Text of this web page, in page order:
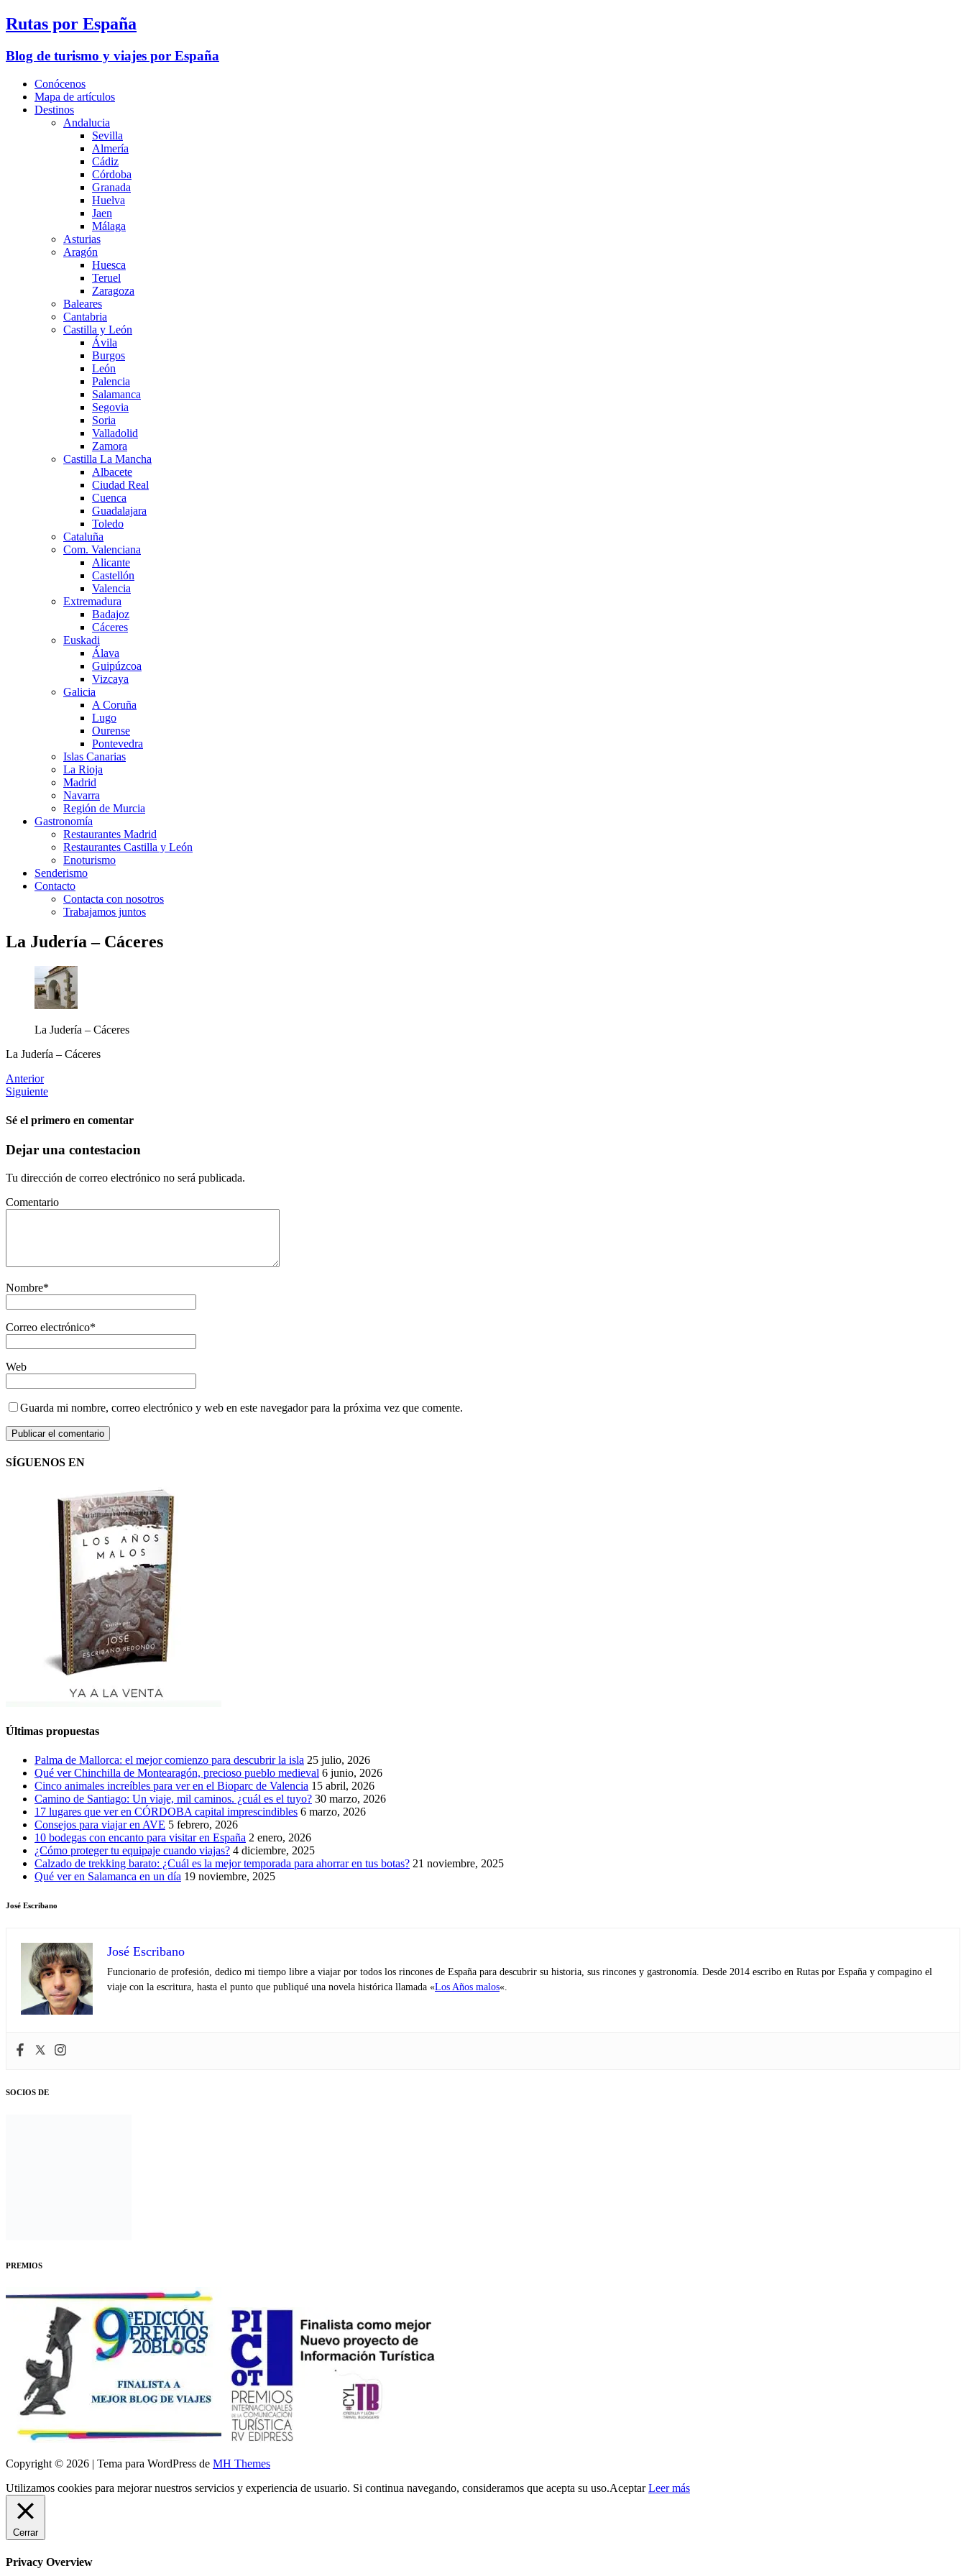
Rutas por España
Blog de turismo y viajes por España
Conócenos
Mapa de artículos
Destinos
Andalucia
Sevilla
Almería
Cádiz
Córdoba
Granada
Huelva
Jaen
Málaga
Asturias
Aragón
Huesca
Teruel
Zaragoza
Baleares
Cantabria
Castilla y León
Ávila
Burgos
León
Palencia
Salamanca
Segovia
Soria
Valladolid
Zamora
Castilla La Mancha
Albacete
Ciudad Real
Cuenca
Guadalajara
Toledo
Cataluña
Com. Valenciana
Alicante
Castellón
Valencia
Extremadura
Badajoz
Cáceres
Euskadi
Álava
Guipúzcoa
Vizcaya
Galicia
A Coruña
Lugo
Ourense
Pontevedra
Islas Canarias
La Rioja
Madrid
Navarra
Región de Murcia
Gastronomía
Restaurantes Madrid
Restaurantes Castilla y León
Enoturismo
Senderismo
Contacto
Contacta con nosotros
Trabajamos juntos
La Judería – Cáceres
La Judería – Cáceres
La Judería – Cáceres
Anterior
Siguiente
Sé el primero en comentar
Dejar una contestacion
Tu dirección de correo electrónico no será publicada.
Comentario
Nombre*
Correo electrónico*
Web
Guarda mi nombre, correo electrónico y web en este navegador para la próxima vez que comente.
SÍGUENOS EN
Últimas propuestas
Palma de Mallorca: el mejor comienzo para descubrir la isla 25 julio, 2026
Qué ver Chinchilla de Montearagón, precioso pueblo medieval 6 junio, 2026
Cinco animales increíbles para ver en el Bioparc de Valencia 15 abril, 2026
Camino de Santiago: Un viaje, mil caminos. ¿cuál es el tuyo? 30 marzo, 2026
17 lugares que ver en CÓRDOBA capital imprescindibles 6 marzo, 2026
Consejos para viajar en AVE 5 febrero, 2026
10 bodegas con encanto para visitar en España 2 enero, 2026
¿Cómo proteger tu equipaje cuando viajas? 4 diciembre, 2025
Calzado de trekking barato: ¿Cuál es la mejor temporada para ahorrar en tus botas? 21 noviembre, 2025
Qué ver en Salamanca en un día 19 noviembre, 2025
José Escribano
José Escribano
Funcionario de profesión, dedico mi tiempo libre a viajar por todos los rincones de España para descubrir su historia, sus rincones y gastronomía. Desde 2014 escribo en Rutas por España y compagino el
viaje con la escritura, hasta el punto que publiqué una novela histórica llamada «Los Años malos«.
SOCIOS DE
PREMIOS
Copyright © 2026 | Tema para WordPress de MH Themes
Utilizamos cookies para mejorar nuestros servicios y experiencia de usuario. Si continua navegando, consideramos que acepta su uso.Aceptar Leer más
Cerrar
Privacy Overview